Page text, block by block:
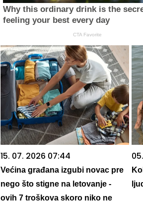
Why this ordinary drink is the
feeling your best every day
CTA Favorite
15. 07. 2026 07:44
Većina građana izgubi novac pre
nego što stigne na letovanje -
ovih 7 troškova skoro niko ne